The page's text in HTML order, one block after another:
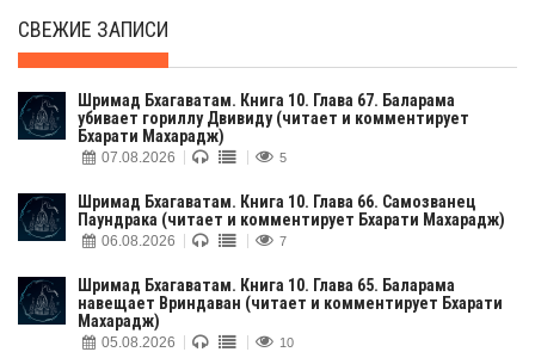
СВЕЖИЕ ЗАПИСИ
Шримад Бхагаватам. Книга 10. Глава 67. Баларама
убивает гориллу Двивиду (читает и комментирует
Бхарати Махарадж)
07.08.2026 5
Шримад Бхагаватам. Книга 10. Глава 66. Самозванец
Паундрака (читает и комментирует Бхарати Махарадж)
06.08.2026 7
Шримад Бхагаватам. Книга 10. Глава 65. Баларама
навещает Вриндаван (читает и комментирует Бхарати
Махарадж)
05.08.2026 10